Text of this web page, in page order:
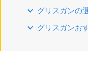
グリスガンの
グリスガンお